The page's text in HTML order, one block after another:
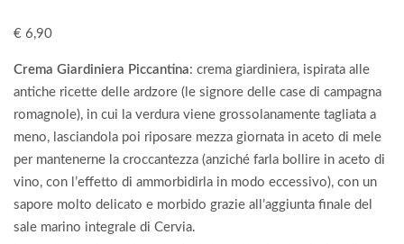
€ 6,90
Crema Giardiniera Piccantina: crema giardiniera, ispirata alle
antiche ricette delle ardzore (le signore delle case di campagna
romagnole), in cui la verdura viene grossolanamente tagliata a
meno, lasciandola poi riposare mezza giornata in aceto di mele
per mantenerne la croccantezza (anziché farla bollire in aceto di
vino, con l’effetto di ammorbidirla in modo eccessivo), con un
sapore molto delicato e morbido grazie all’aggiunta finale del
sale marino integrale di Cervia.